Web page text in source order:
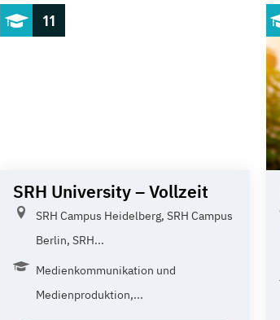
11
SRH University – Vollzeit
SRH Campus Heidelberg, SRH Campus
Berlin, SRH...
Medienkommunikation und
Medienproduktion,...